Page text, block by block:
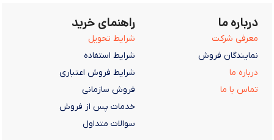
درباره ما
معرفی شرکت
نمایندگان فروش
درباره ما
تماس با ما
راهنمای خرید
شرایط تحویل
شرایط استفاده
شرایط فروش اعتباری
فروش سازمانی
خدمات پس از فروش
سوالات متداول